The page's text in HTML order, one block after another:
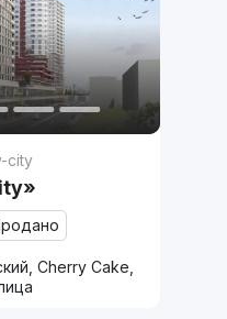
city
Cherry Cake,